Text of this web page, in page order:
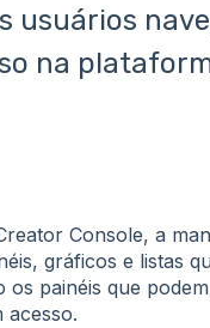
usuários
na
Console, a
gráficos e listas
painéis que
acesso.